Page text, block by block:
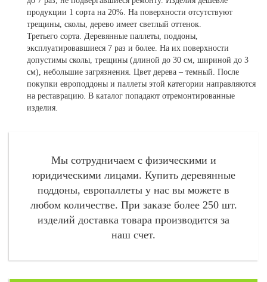
продукции 1 сорта на 20%. На поверхности отсутствуют
трещины, сколы, дерево имеет светлый оттенок.
Третьего сорта. Деревянные паллеты, поддоны,
эксплуатировавшиеся 7 раз и более. На их поверхности
допустимы сколы, трещины (длиной до 30 см, шириной до 3
см), небольшие загрязнения. Цвет дерева – темный. После
покупки европоддоны и паллеты этой категории направляются
на реставрацию. В каталог попадают отремонтированные
изделия.
Мы сотрудничаем с физическими и
юридическими лицами. Купить деревянные
поддоны, европаллеты у нас вы можете в
любом количестве. При заказе более 250 шт.
изделий доставка товара производится за
наш счет.